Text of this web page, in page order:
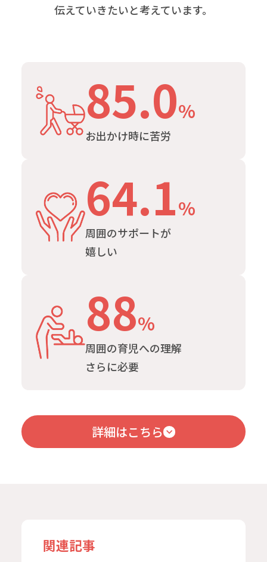
伝えていきたいと考えています。
85.0%
お出かけ時に苦労
64.1%
周囲のサポートが
嬉しい
88%
周囲の育児への理解
さらに必要
詳細はこちら
関連記事